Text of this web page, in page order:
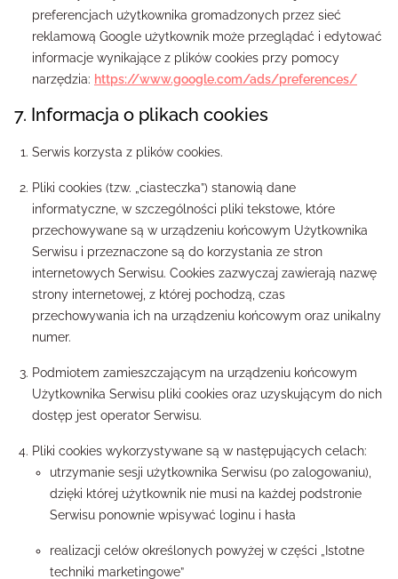
preferencjach użytkownika gromadzonych przez sieć
reklamową Google użytkownik może przeglądać i edytować
informacje wynikające z plików cookies przy pomocy
narzędzia: https://www.google.com/ads/preferences/
7. Informacja o plikach cookies
Serwis korzysta z plików cookies.
Pliki cookies (tzw. „ciasteczka”) stanowią dane
informatyczne, w szczególności pliki tekstowe, które
przechowywane są w urządzeniu końcowym Użytkownika
Serwisu i przeznaczone są do korzystania ze stron
internetowych Serwisu. Cookies zazwyczaj zawierają nazwę
strony internetowej, z której pochodzą, czas
przechowywania ich na urządzeniu końcowym oraz unikalny
numer.
Podmiotem zamieszczającym na urządzeniu końcowym
Użytkownika Serwisu pliki cookies oraz uzyskującym do nich
dostęp jest operator Serwisu.
Pliki cookies wykorzystywane są w następujących celach:
utrzymanie sesji użytkownika Serwisu (po zalogowaniu),
dzięki której użytkownik nie musi na każdej podstronie
Serwisu ponownie wpisywać loginu i hasła
realizacji celów określonych powyżej w części „Istotne
techniki marketingowe”